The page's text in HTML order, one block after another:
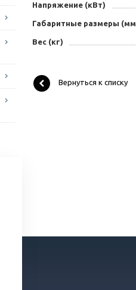
Напряжение (кВт)
Габаритные размеры
Вес (кг)
Вернуться к списку